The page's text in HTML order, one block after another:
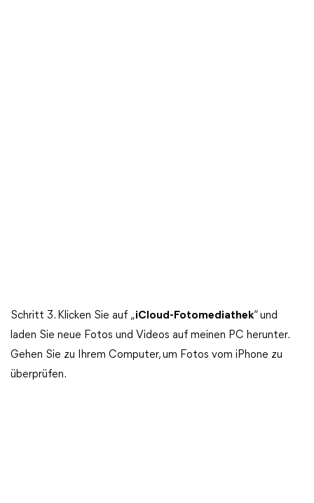
Schritt 3. Klicken Sie auf „iCloud-Fotomediathek“ und
laden Sie neue Fotos und Videos auf meinen PC herunter.
Gehen Sie zu Ihrem Computer, um Fotos vom iPhone zu
überprüfen.